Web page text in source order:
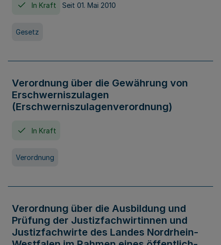
In Kraft Seit 01. Mai 2010
Gesetz
Verordnung über die Gewährung von
Erschwerniszulagen
(Erschwerniszulagenverordnung)
In Kraft
Verordnung
Verordnung über die Ausbildung und
Prüfung der Justizfachwirtinnen und
Justizfachwirte des Landes Nordrhein-